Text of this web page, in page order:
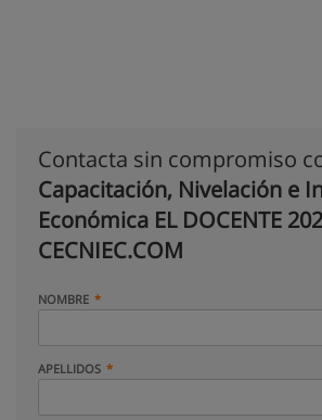
Contacta sin compromiso
Capacitación, Nivelación e
Económica EL DOCENTE
CECNIEC.COM
NOMBRE
APELLIDOS